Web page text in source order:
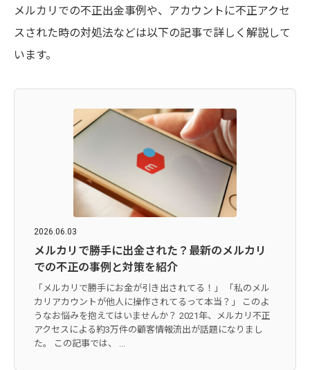
メルカリでの不正出金事例や、アカウントに不正アクセ
スされた時の対処法などは以下の記事で詳しく解説して
います。
2026.06.03
メルカリで勝手に出金された？最新のメルカリ
での不正の事例と対策を紹介
「メルカリで勝手にお金が引き出されてる！」 「私のメル
カリアカウントが他人に操作されてるって本当？」 このよ
うなお悩みを抱えてはいませんか？ 2021年、メルカリ不正
アクセスによる約3万件の顧客情報流出が話題になりまし
た。 この記事では、 ...